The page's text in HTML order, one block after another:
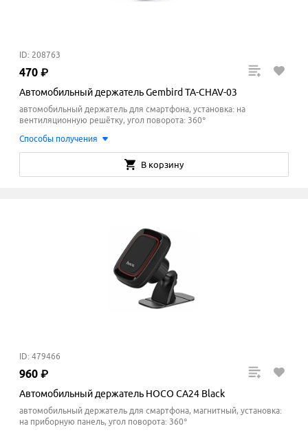
ID: 208763
470 ₽
Автомобильный держатель Gembird TA-CHAV-03
автомобильный держатель для смартфона, установка: на
вентиляционную решётку, угол поворота: 360°
Способы получения
В корзину
ID: 479466
960 ₽
Автомобильный держатель HOCO CA24 Black
автомобильный держатель для смартфона, магнитный, установка:
на приборную панель, угол поворота: 360°